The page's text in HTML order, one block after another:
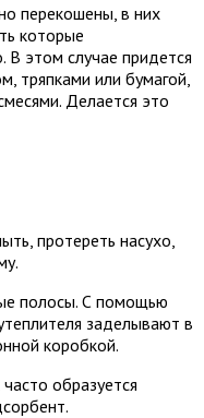
перекошены, в них
которые
В этом случае придется
тряпками или бумагой,
Делается это
протереть насухо,
полосы. С помощью
заделывают в
коробкой.
образуется